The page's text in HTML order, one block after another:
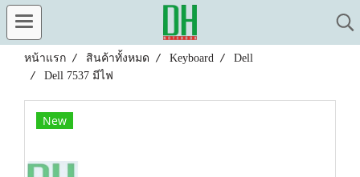
หน้าแรก สินค้าทั้งหมด Keyboard
Dell
Dell 7537 มีไฟ
New